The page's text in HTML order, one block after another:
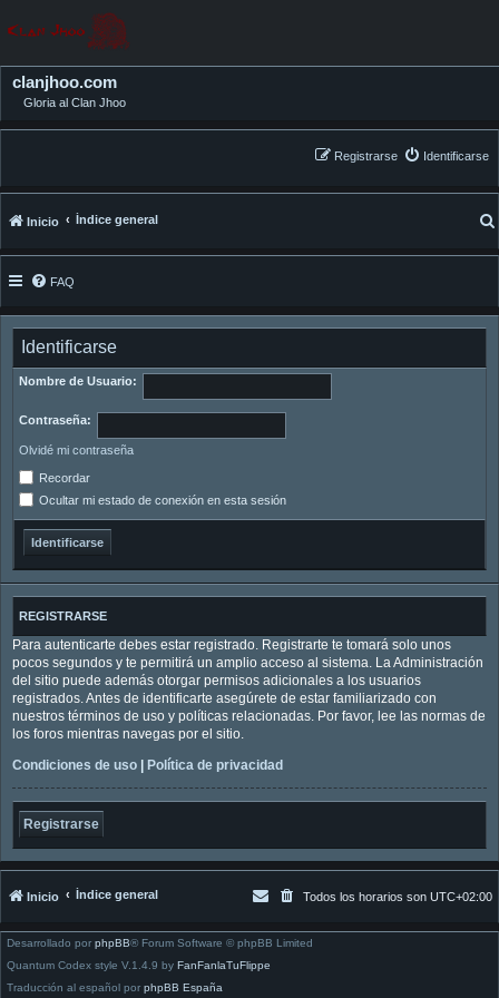
clanjhoo.com
Gloria al Clan Jhoo
Identificarse
Registrarse
Inicio Índice general
FAQ
Identificarse
Nombre de Usuario:
Contraseña:
Olvidé mi contraseña
Recordar
Ocultar mi estado de conexión en esta sesión
REGISTRARSE
Para autenticarte debes estar registrado. Registrarte te tomará solo unos
pocos segundos y te permitirá un amplio acceso al sistema. La Administración
del sitio puede además otorgar permisos adicionales a los usuarios
registrados. Antes de identificarte asegúrete de estar familiarizado con
nuestros términos de uso y políticas relacionadas. Por favor, lee las normas de
los foros mientras navegas por el sitio.
Condiciones de uso
Política de privacidad
Registrarse
Inicio Índice general Todos los horarios son UTC+02:00
Desarrollado por phpBB® Forum Software © phpBB Limited
Quantum Codex style V.1.4.9 by FanFanlaTuFlippe
Traducción al español por phpBB España